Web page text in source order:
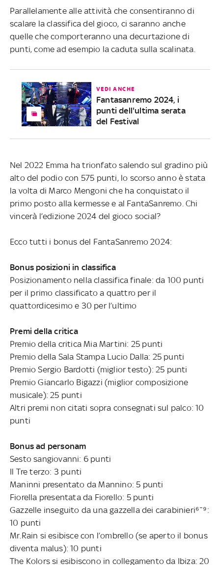
Parallelamente alle attività che consentiranno di
scalare la classifica del gioco, ci saranno anche
quelle che comporteranno una decurtazione di
punti, come ad esempio la caduta sulla scalinata.
VEDI ANCHE
Fantasanremo 2024, i
punti dell'ultima serata
del Festival
Nel 2022 Emma ha trionfato salendo sul gradino più
alto del podio con 575 punti, lo scorso anno è stata
la volta di Marco Mengoni che ha conquistato il
primo posto alla kermesse e al FantaSanremo. Chi
vincerà l’edizione 2024 del gioco social?
Ecco tutti i bonus del FantaSanremo 2024:
Bonus posizioni in classifica
Posizionamento nella classifica finale: da 100 punti
per il primo classificato a quattro per il
quattordicesimo e 30 per l’ultimo
Premi della critica
Premio della critica Mia Martini: 25 punti
Premio della Sala Stampa Lucio Dalla: 25 punti
Premio Sergio Bardotti (miglior testo): 25 punti
Premio Giancarlo Bigazzi (miglior composizione
musicale): 25 punti
Altri premi non citati sopra consegnati sul palco: 10
punti
Bonus ad personam
Sesto sangiovanni: 6 punti
Il Tre terzo: 3 punti
Maninni presentato da Mannino: 5 punti
Fiorella presentata da Fiorello: 5 punti
Gazzelle inseguito da una gazzella dei carabinieri⁶¯⁹:
10 punti
Mr.Rain si esibisce con l’ombrello (se aperto il bonus
diventa malus): 10 punti
The Kolors si esibiscono in collegamento da Ibiza: 20